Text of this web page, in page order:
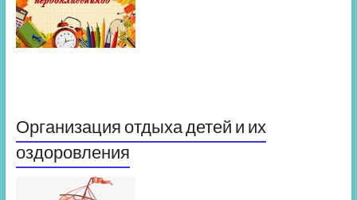
Организация отдыха детей и их
оздоровления